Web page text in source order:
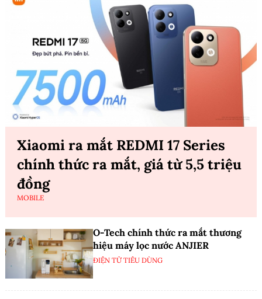
Xiaomi ra mắt REDMI 17 Series
chính thức ra mắt, giá từ 5,5 triệu
đồng
MOBILE
O-Tech chính thức ra mắt thương
hiệu máy lọc nước ANJIER
ĐIỆN TỬ TIÊU DÙNG